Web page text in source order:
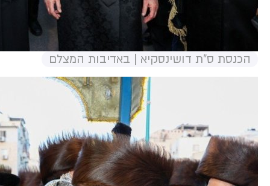
הכנסת ס"ת דושינסקיא | באדיבות המצלם